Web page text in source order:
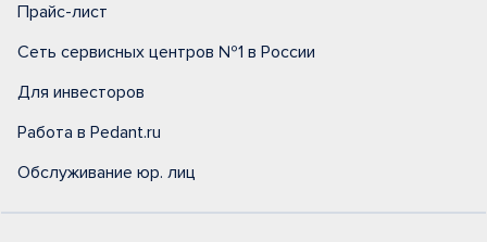
Прайс-лист
Сеть сервисных центров №1 в России
Для инвесторов
Работа в Pedant.ru
Обслуживание юр. лиц